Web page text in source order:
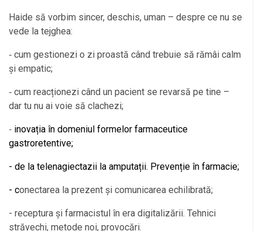
Haide să vorbim sincer, deschis, uman – despre ce nu se
vede la tejghea:
- cum gestionezi o zi proastă când trebuie să rămâi calm
și empatic;
- cum reacționezi când un pacient se revarsă pe tine –
dar tu nu ai voie să clachezi;
- inovația în domeniul formelor farmaceutice
gastroretentive;
- de la telenagiectazii la amputații. Prevenție în farmacie;
- conectarea la prezent și comunicarea echilibrată;
- receptura și farmacistul în era digitalizării. Tehnici
străvechi, metode noi, provocări.